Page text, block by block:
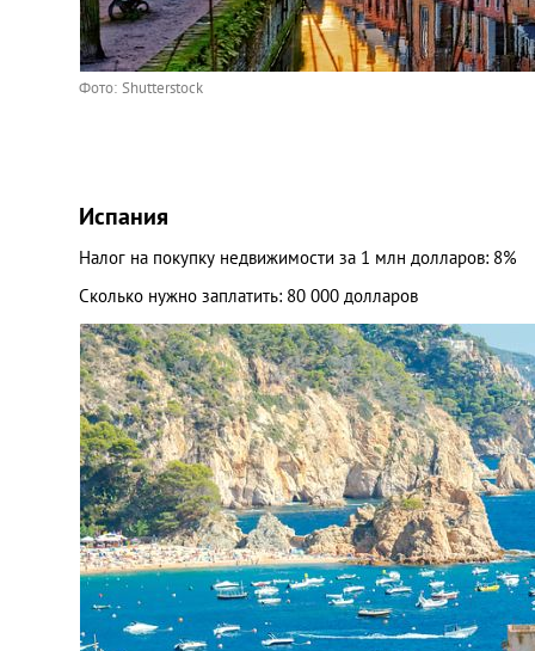
Фото: Shutterstock
Испания
Налог на покупку недвижимости за 1 млн долларов: 8%
Сколько нужно заплатить: 80 000 долларов